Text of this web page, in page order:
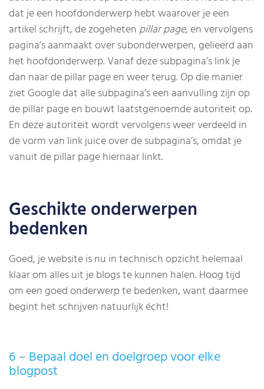
dat je een hoofdonderwerp hebt waarover je een
artikel schrijft, de zogehetenpillar page, en vervolgens
pagina’s aanmaakt over subonderwerpen, gelieerd aan
het hoofdonderwerp. Vanaf deze subpagina’s link je
dan naar de pillar page en weer terug. Op die manier
ziet Google dat alle subpagina’s een aanvulling zijn op
de pillar page en bouwt laatstgenoemde autoriteit op.
En deze autoriteit wordt vervolgens weer verdeeld in
de vorm van link juice over de subpagina’s, omdat je
vanuit de pillar page hiernaar linkt.
Geschikte onderwerpen
bedenken
Goed, je website is nu in technisch opzicht helemaal
klaar om alles uit je blogs te kunnen halen. Hoog tijd
om een goed onderwerp te bedenken, want daarmee
begint het schrijven natuurlijk écht!
6 – Bepaal doel en doelgroep voor elke
blogpost